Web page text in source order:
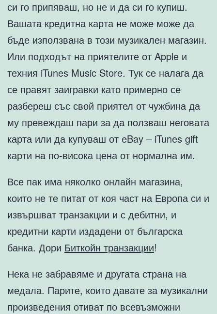
си го припяваш, но не и да си го купиш.
Вашата кредитна карта не може може да
бъде използвана в този музикален магазин.
Или подходът на приятелите от Apple и
техния iTunes Music Store. Тук се налага да
се правят заигравки като примерно се
разбереш със свой приятел от чужбина да
му превеждаш пари за да ползваш неговата
карта или да купуваш от eBay – iTunes gift
карти на по-висока цена от нормална им.
Все пак има няколко онлайн магазина,
които не те питат от коя част на Европа си и
извършват транзакции и с дебитни, и
кредитни карти издадени от българска
банка. Дори Биткойн транзакции!
Нека не забравяме и другата страна на
медала. Парите, които давате за музикални
произведения отиват по всевъзможни